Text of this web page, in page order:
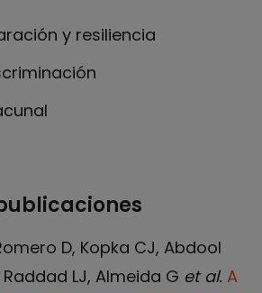
y resiliencia
D, Kopka CJ, Abdool
LJ, Almeida G et al. A